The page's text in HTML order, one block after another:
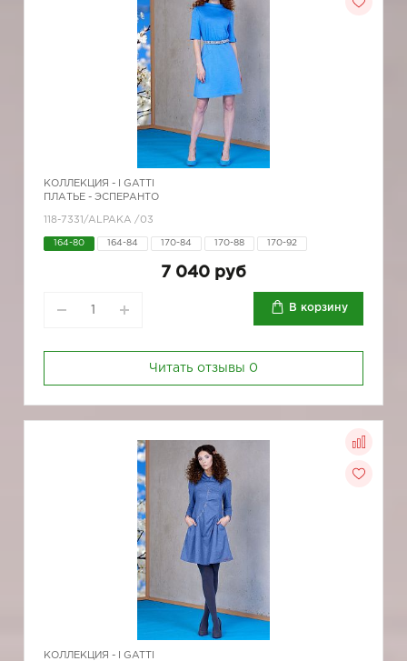
КОЛЛЕКЦИЯ -
I GATTI
ПЛАТЬЕ - ЭСПЕРАНТО
118-7331/ALPAKA /03
164-80 164-84 170-84 170-88 170-92
7 040 руб
В корзину
Читать отзывы 0
КОЛЛЕКЦИЯ -
I GATTI